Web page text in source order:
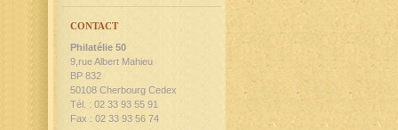
CONTACT
Philatélie 50
9,rue Albert Mahieu
BP 832
50108 Cherbourg Cedex
Tél. : 02 33 93 55 91
Fax : 02 33 93 56 74